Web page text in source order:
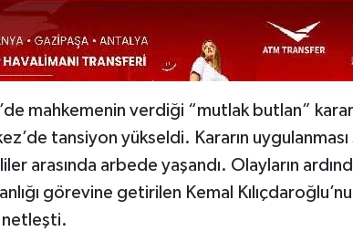
mahkemenin verdiği “mutlak butlan”
tansiyon yükseldi. Kararın
arasında arbede yaşandı. Olayların
görevine getirilen Kemal